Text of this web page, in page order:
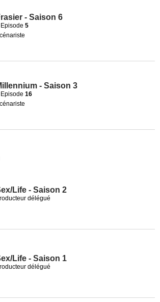
- Saison 6
5
- Saison 3
16
Life - Saison 2
délégué
Life - Saison 1
délégué